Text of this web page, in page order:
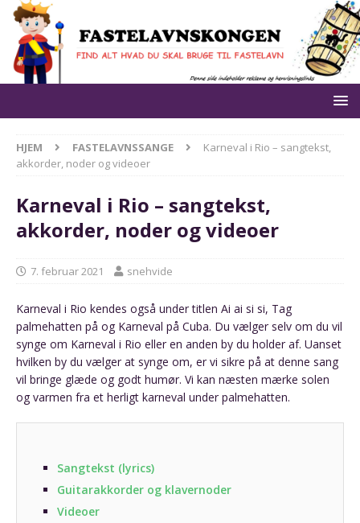
HJEM FASTELAVNSSANGE
Karneval i Rio – sangtekst,
akkorder, noder og videoer
Karneval i Rio – sangtekst,
akkorder, noder og videoer
7. februar 2021 snehvide
Karneval i Rio kendes også under titlen Ai ai si si, Tag
palmehatten på og Karneval på Cuba. Du vælger selv om du vil
synge om Karneval i Rio eller en anden by du holder af. Uanset
hvilken by du vælger at synge om, er vi sikre på at denne sang
vil bringe glæde og godt humør. Vi kan næsten mærke solen
og varmen fra et herligt karneval under palmehatten.
Sangtekst (lyrics)
Guitarakkorder og klavernoder
Videoer